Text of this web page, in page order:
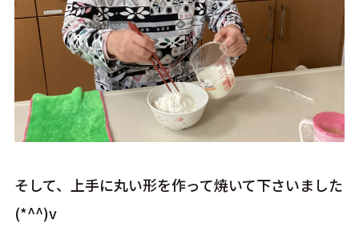
そして、上手に丸い形を作って焼いて下さいました
(*^^)v